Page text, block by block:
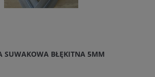
SUWAKOWA BŁĘKITNA 5MM